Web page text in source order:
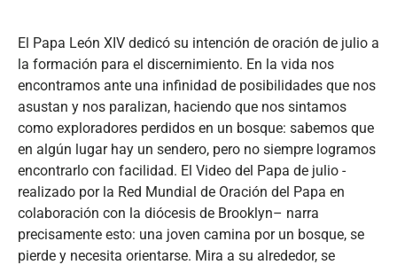
El Papa León XIV dedicó su intención de oración de julio a
la formación para el discernimiento. En la vida nos
encontramos ante una infinidad de posibilidades que nos
asustan y nos paralizan, haciendo que nos sintamos
como exploradores perdidos en un bosque: sabemos que
en algún lugar hay un sendero, pero no siempre logramos
encontrarlo con facilidad. El Video del Papa de julio -
realizado por la Red Mundial de Oración del Papa en
colaboración con la diócesis de Brooklyn– narra
precisamente esto: una joven camina por un bosque, se
pierde y necesita orientarse. Mira a su alrededor, se